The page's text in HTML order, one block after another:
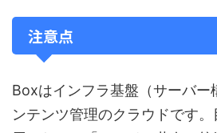
注意点
Boxはインフラ基盤（サーバー
ンテンツ管理のクラウドです